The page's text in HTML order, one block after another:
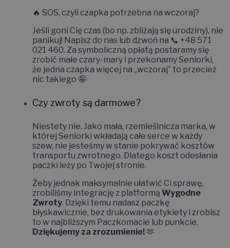
🔥 SOS, czyli czapka potrzebna na wczoraj?
Jeśli goni Cię czas (bo np. zbliżają się urodziny), nie
panikuj! Napisz do nas lub dzwoń na 📞 +48 571
021 460. Za symboliczną opłatą postaramy się
zrobić małe czary-mary i przekonamy Seniorki,
że jedna czapka więcej na „wczoraj” to przecież
nic takiego 🤪
Czy zwroty są darmowe?
Niestety nie. Jako mała, rzemieślnicza marka, w
której Seniorki wkładają całe serce w każdy
szew, nie jesteśmy w stanie pokrywać kosztów
transportu zwrotnego. Dlatego koszt odesłania
paczki leży po Twojej stronie.
Żeby jednak maksymalnie ułatwić Ci sprawę,
zrobiliśmy integrację z platformą Wygodne
Zwroty. Dzięki temu nadasz paczkę
błyskawicznie, bez drukowania etykiety i zrobisz
to w najbliższym Paczkomacie lub punkcie.
Dziękujemy za zrozumienie!🫶